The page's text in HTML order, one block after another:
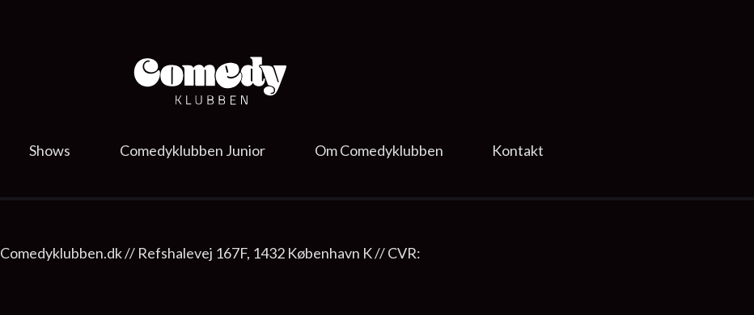
Shows Comedyklubben Junior Om Comedyklubben Kontakt
Comedyklubben.dk // Refshalevej 167F, 1432 København K // CVR: